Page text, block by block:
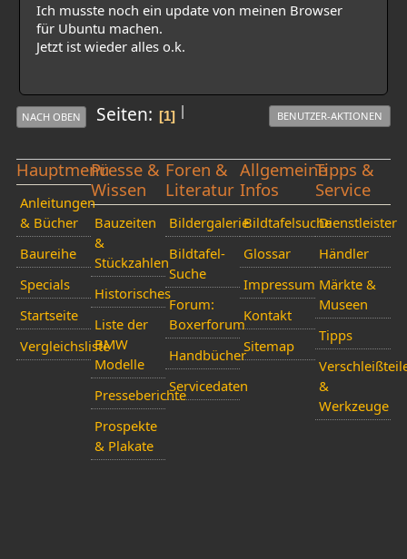
Ich musste noch ein update von meinen Browser
für Ubuntu machen.
Jetzt ist wieder alles o.k.
|
NACH OBEN Seiten 1 BENUTZER-AKTIONEN
Hauptmenü
Anleitungen
& Bücher
Baureihe
Specials
Startseite
Vergleichsliste
Presse &
Wissen
Bauzeiten
&
Stückzahlen
Historisches
Liste der
BMW
Modelle
Presseberichte
Prospekte
& Plakate
Foren &
Literatur
Bildergalerie
Bildtafel-
Suche
Forum:
Boxerforum
Handbücher
Servicedaten
Allgemeine
Infos
Bildtafelsuche
Glossar
Impressum
Kontakt
Sitemap
Tipps &
Service
Dienstleister
Händler
Märkte &
Museen
Tipps
&
Werkzeuge